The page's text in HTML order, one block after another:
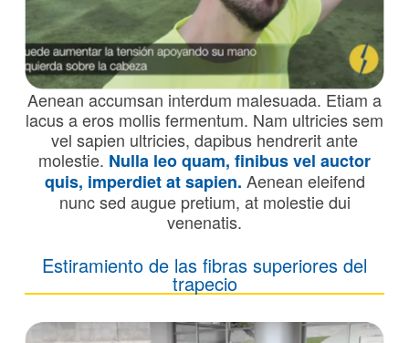
Aenean accumsan interdum malesuada. Etiam a
lacus a eros mollis fermentum. Nam ultricies sem
vel sapien ultricies, dapibus hendrerit ante
molestie. Nulla leo quam, finibus vel auctor
quis, imperdiet at sapien. Aenean eleifend
nunc sed augue pretium, at molestie dui
venenatis.
Estiramiento de las fibras superiores del
trapecio